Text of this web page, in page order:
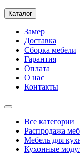
Каталог
Замер
Доставка
Сборка мебели
Гарантия
Оплата
О нас
Контакты
Все категории
Распродажа
Мебель для
Кухонные